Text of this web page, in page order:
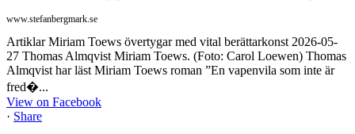
www.stefanbergmark.se
Artiklar Miriam Toews övertygar med vital berättarkonst 2026-05-
27 Thomas Almqvist Miriam Toews. (Foto: Carol Loewen) Thomas
Almqvist har läst Miriam Toews roman ”En vapenvila som inte är
fred�...
View on Facebook
· Share